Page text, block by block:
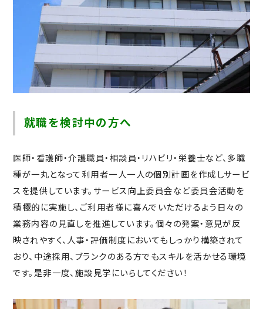
就職を検討中の方へ
医師・看護師・介護職員・相談員・リハビリ・栄養士など、多職
種が一丸となって利用者一人一人の個別計画を作成しサービ
スを提供しています。サービス向上委員会など委員会活動を
積極的に実施し、ご利用者様に喜んでいただけるよう日々の
業務内容の見直しを推進しています。個々の発案・意見が反
映されやすく、人事・評価制度においてもしっかり構築されて
おり、中途採用、ブランクのある方でもスキルを活かせる環境
です。是非一度、施設見学にいらしてください！